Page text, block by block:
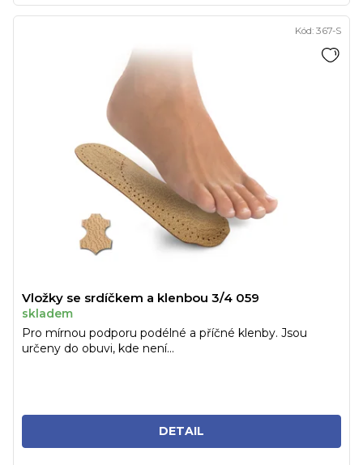
Vložky se srdíčkem a klenbou 3/4 059
skladem
DETAIL
Pro mírnou podporu podélné a příčné klenby. Jsou
určeny do obuvi, kde není...
Kód: 367-S